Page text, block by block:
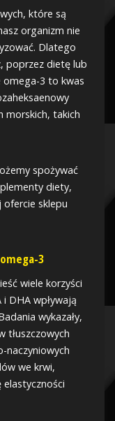
które są
organizm nie
Dlatego
poprzez dietę lub
omega-3 to kwas
morskich, takich
spożywać
diety,
ofercie sklepu
3
wiele korzyści
DHA wpływają
wykazały,
tłuszczowych
naczyniowych
we krwi,